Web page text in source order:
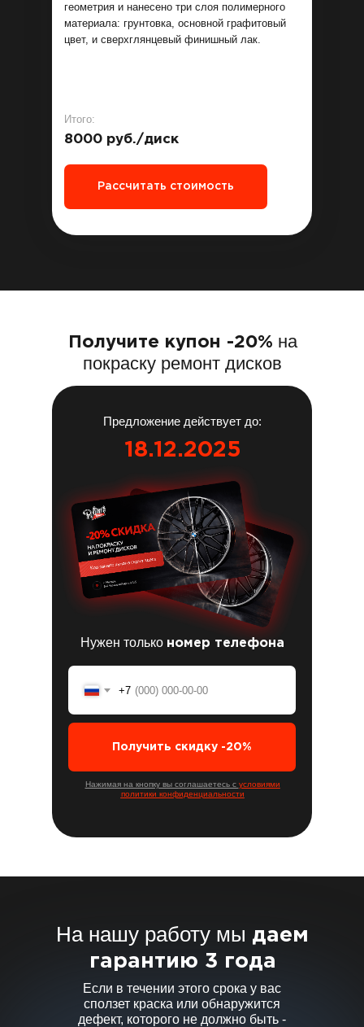
геометрия и нанесено три слоя полимерного
материала: грунтовка, основной графитовый
цвет, и сверхглянцевый финишный лак.
Итого:
8000 руб./диск
Рассчитать стоимость
Получите купон -20% на
покраску ремонт дисков
Предложение действует до:
Нужен только номер телефона
18.12.2025
+7
Получить скидку -20%
Нажимая на кнопку вы соглашаетесь с условиями
политики конфиденциальности
На нашу работу мы даем
гарантию 3 года
Если в течении этого срока у вас
сползет краска или обнаружится
дефект, которого не должно быть -